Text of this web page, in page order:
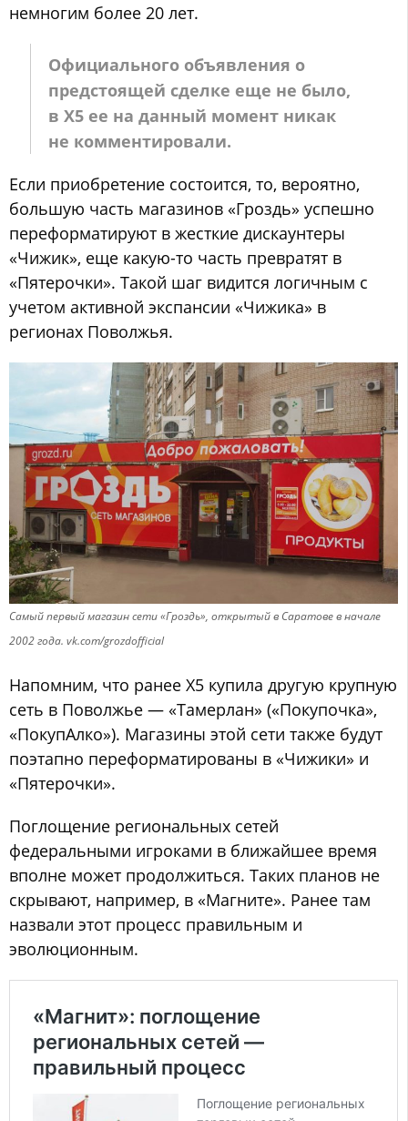
немногим более 20 лет.
Официального объявления о
предстоящей сделке еще не было,
в Х5 ее на данный момент никак
не комментировали.
Если приобретение состоится, то, вероятно,
большую часть магазинов «Гроздь» успешно
переформатируют в жесткие дискаунтеры
«Чижик», еще какую-то часть превратят в
«Пятерочки». Такой шаг видится логичным с
учетом активной экспансии «Чижика» в
регионах Поволжья.
Самый первый магазин сети «Гроздь», открытый в Саратове в начале
2002 года. vk.com/grozdofficial
Напомним, что ранее Х5 купила другую крупную
сеть в Поволжье — «Тамерлан» («Покупочка»,
«ПокупАлко»). Магазины этой сети также будут
поэтапно переформатированы в «Чижики» и
«Пятерочки».
Поглощение региональных сетей
федеральными игроками в ближайшее время
вполне может продолжиться. Таких планов не
скрывают, например, в «Магните». Ранее там
назвали этот процесс правильным и
эволюционным.